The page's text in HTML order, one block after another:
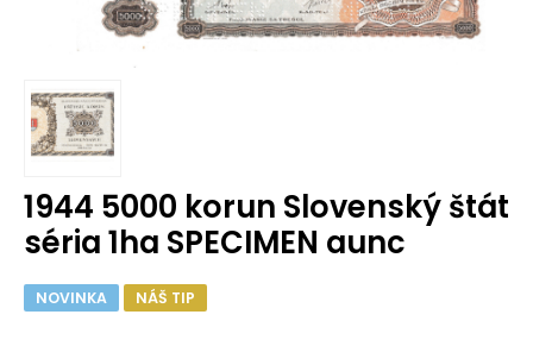
1944 5000 korun Slovenský štát
séria 1ha SPECIMEN aunc
NOVINKA NÁŠ TIP